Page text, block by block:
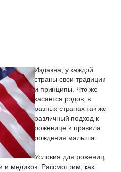
Издавна, у каждой
страны свои традиции
и принципы. Что же
касается родов, в
разных странах так же
различный подход к
роженице и правила
рождения малыша.
Условия для рожениц,
и медиков. Рассмотрим, как